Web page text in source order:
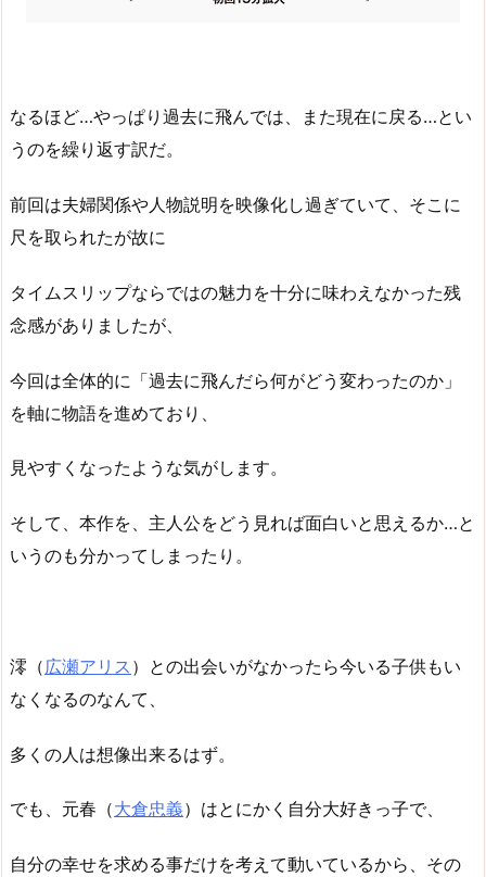
なるほど…やっぱり過去に飛んでは、また現在に戻る…とい
うのを繰り返す訳だ。
前回は夫婦関係や人物説明を映像化し過ぎていて、そこに
尺を取られたが故に
タイムスリップならではの魅力を十分に味わえなかった残
念感がありましたが、
今回は全体的に「過去に飛んだら何がどう変わったのか」
を軸に物語を進めており、
見やすくなったような気がします。
そして、本作を、主人公をどう見れば面白いと思えるか…と
いうのも分かってしまったり。
澪（ 広瀬アリス ）との出会いがなかったら今いる子供もい
なくなるのなんて、
多くの人は想像出来るはず。
でも、元春（大倉忠義）はとにかく自分大好きっ子で、
自分の幸せを求める事だけを考えて動いているから、その